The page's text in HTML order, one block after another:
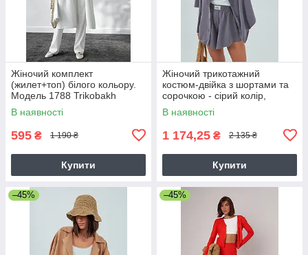
Жіночий комплект
(жилет+топ) білого кольору.
Модель 1788 Trikobakh
В наявності
595 ₴ 1 190 ₴
Купити
Жіночий трикотажний
костюм-двійка з шортами та
сорочкою - сірий колір,
модель 12125
В наявності
1 174,25 ₴ 2 135 ₴
Купити
–45% –45%